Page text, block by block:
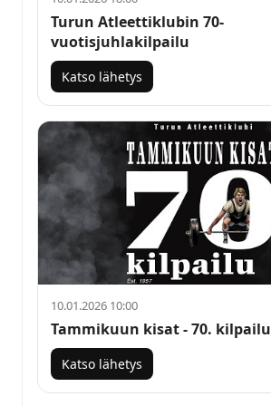
Turun Atleettiklubin 70-
vuotisjuhlakilpailu
Katso lähetys
10.01.2026 10:00
Tammikuun kisat - 70. kilpailu
Katso lähetys